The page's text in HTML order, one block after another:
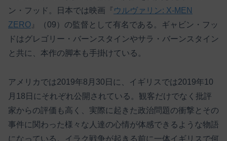
ン・フッド。日本では映画『 ウルヴァリン: X-MEN
ZERO 』（09）の監督として有名である。ギャビン・フッ
ドはグレゴリー・バーンスタインやサラ・バーンスタイン
と共に、本作の脚本も手掛けている。
アメリカでは2019年8月30日に、イギリスでは2019年10
月18日にそれぞれ公開されている。観客だけでなく批評
家からの評価も高く、実際に起きた政治問題の衝撃とその
事件に関わった様々な人達の心情が体感できるような物語
になっている。イラク戦争が起きる前に一体イギリスで何